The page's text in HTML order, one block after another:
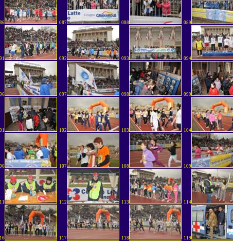
087 088 089
092 093 094
097 098 099
102 103 104
107 108 109
112 113 114
117 118 119